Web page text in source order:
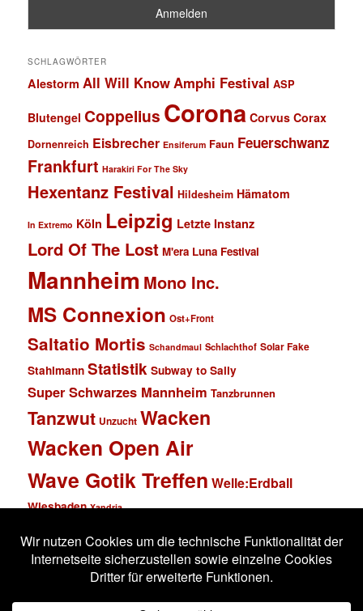
SCHLAGWÖRTER
Alestorm All Will KnowAmphi Festival ASP
Blutengel Coppelius Corona Corvus Corax
Dornenreich Eisbrecher Ensiferum Faun Feuerschwanz
Frankfurt Harakiri For The Sky
Hexentanz Festival Hildesheim Hämatom
In Extremo Köln Leipzig Letzte Instanz
Lord Of The Lost M'era Luna Festival
Mannheim Mono Inc.
MS Connexion Ost+Front
Saltatio Mortis Schandmaul Schlachthof Solar Fake
Stahlmann Statistik Subway to Sally
Super Schwarzes Mannheim Tanzbrunnen
Tanzwut Unzucht Wacken
Wacken Open Air
Wave Gotik Treffen Welle:Erdball
Wiesbaden Xandria
Impressum